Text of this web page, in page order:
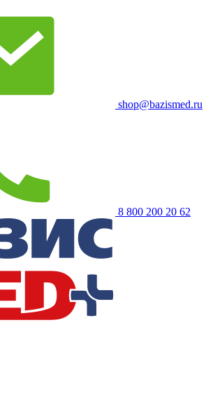
shop@bazismed.ru
8 800 200 20 62